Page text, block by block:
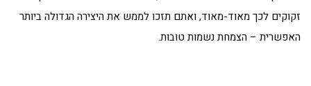
זקוקים לכך מאוד-מאוד, ואתם תזכו לממש את היצירה הגדולה ביותר
האפשרית – הצמחת נשמות טובות.